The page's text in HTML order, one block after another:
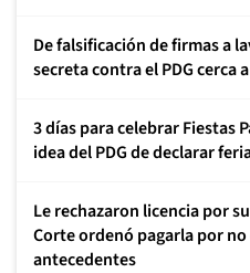
De falsificación de firmas a
secreta contra el PDG cerca
3 días para celebrar Fiestas
idea del PDG de declarar
Le rechazaron licencia por
Corte ordenó pagarla por
antecedentes